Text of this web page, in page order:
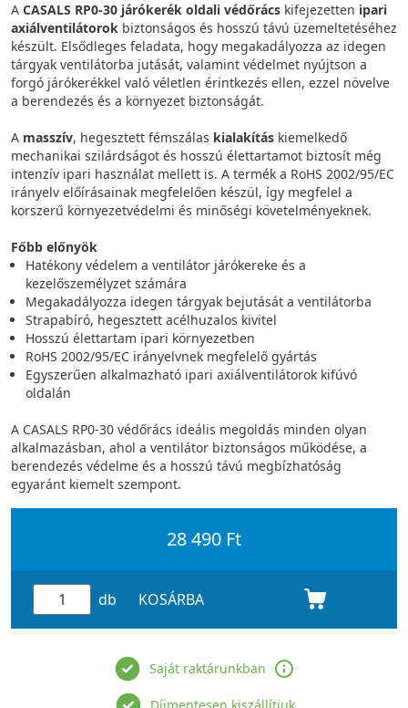
A CASALS RP0-30 járókerék oldali védőrács kifejezetten ipari
axiálventilátorok biztonságos és hosszú távú üzemeltetéséhez
készült. Elsődleges feladata, hogy megakadályozza az idegen
tárgyak ventilátorba jutását, valamint védelmet nyújtson a
forgó járókerékkel való véletlen érintkezés ellen, ezzel növelve
a berendezés és a környezet biztonságát.
A masszív, hegesztett fémszálas kialakítás kiemelkedő
mechanikai szilárdságot és hosszú élettartamot biztosít még
intenzív ipari használat mellett is. A termék a RoHS 2002/95/EC
irányelv előírásainak megfelelően készül, így megfelel a
korszerű környezetvédelmi és minőségi követelményeknek.
Főbb előnyök
Hatékony védelem a ventilátor járókereke és a
kezelőszemélyzet számára
Megakadályozza idegen tárgyak bejutását a ventilátorba
Strapabíró, hegesztett acélhuzalos kivitel
Hosszú élettartam ipari környezetben
RoHS 2002/95/EC irányelvnek megfelelő gyártás
Egyszerűen alkalmazható ipari axiálventilátorok kifúvó
oldalán
A CASALS RP0-30 védőrács ideális megoldás minden olyan
alkalmazásban, ahol a ventilátor biztonságos működése, a
berendezés védelme és a hosszú távú megbízhatóság
egyaránt kiemelt szempont.
28 490 Ft
db KOSÁRBA
Saját raktárunkban